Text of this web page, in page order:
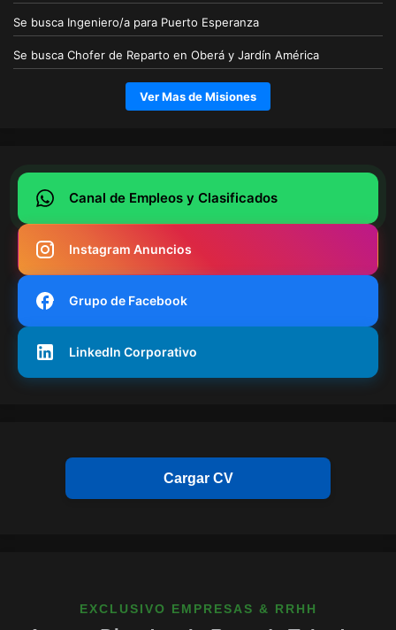
Se busca Ingeniero/a para Puerto Esperanza
Se busca Chofer de Reparto en Oberá y Jardín América
Ver Mas de Misiones
Canal de Empleos y Clasificados
Instagram Anuncios
Grupo de Facebook
LinkedIn Corporativo
Cargar CV
EXCLUSIVO EMPRESAS & RRHH